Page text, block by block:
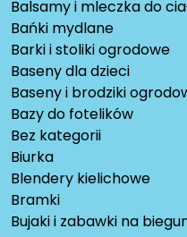
Balsamy i mleczka do
Bańki mydlane
Barki i stoliki ogrodowe
Baseny dla dzieci
Baseny i brodziki
Bazy do fotelików
Bez kategorii
Biurka
Blendery kielichowe
Bramki
Bujaki i zabawki na